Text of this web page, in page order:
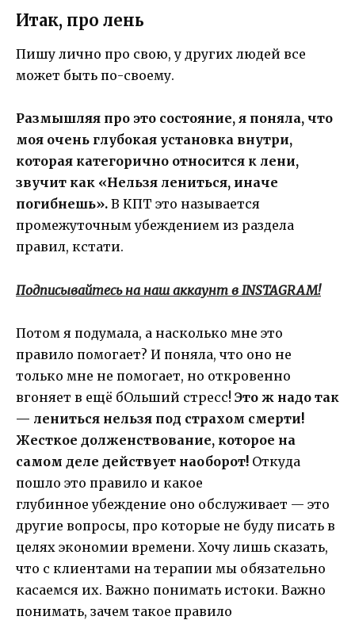
Итак, про лень
Пишу лично про свою, у других людей все
может быть по-своему.
Размышляя про это состояние, я поняла, что
моя очень глубокая установка внутри,
которая категорично относится к лени,
звучит как «Нельзя лениться, иначе
погибнешь». В КПТ это называется
промежуточным убеждением из раздела
правил, кстати.
Подписывайтесь на наш аккаунт в INSTAGRAM!
Потом я подумала, а насколько мне это
правило помогает? И поняла, что оно не
только мне не помогает, но откровенно
вгоняет в ещё бОльший стресс! Это ж надо так
— лениться нельзя под страхом смерти!
Жесткое долженствование, которое на
самом деле действует наоборот! Откуда
пошло это правило и какое
глубинное убеждение оно обслуживает — это
другие вопросы, про которые не буду писать в
целях экономии времени. Хочу лишь сказать,
что с клиентами на терапии мы обязательно
касаемся их. Важно понимать истоки. Важно
понимать, зачем такое правило